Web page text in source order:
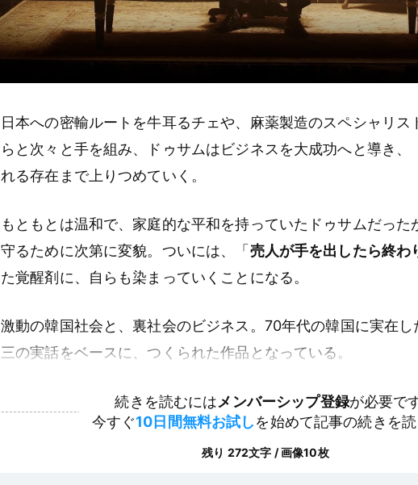
日本への密輸ルートを牛耳るチェや、麻薬製造のスペシャリス
らと次々と手を組み、ドゥサムはビジネスを大成功へと導き、
れる存在まで上りつめていく。
もともとは温和で、家庭的な平和を持っていたドゥサムだった
守るために次第に変貌。ついには、「 売人が手を出したら終わ
た覚醒剤に、自らも染まっていくことになる。
激動の韓国社会と、裏社会のビジネス。70年代の韓国に実在
三の実話をベースに、つくられた作品となっている。
続きを読むにはメンバーシップ登録が必要で
今すぐ10日間無料お試しを始めて記事の続きを読
残り 272文字 / 画像10枚